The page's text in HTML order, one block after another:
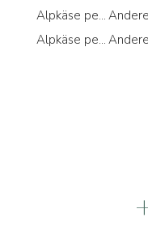
Alpkäse per Single
Alpkäse per Slowfood-Präsidium